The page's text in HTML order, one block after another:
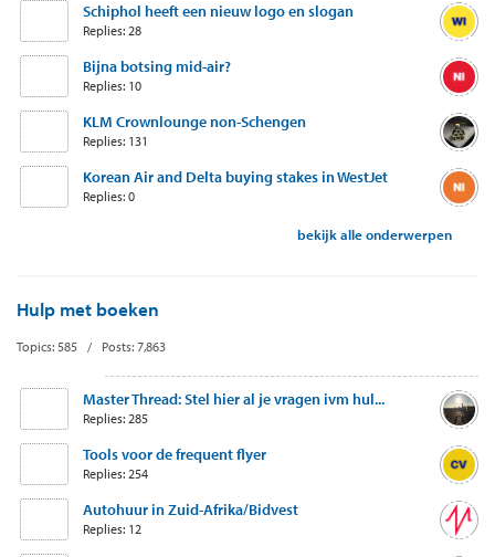
Schiphol heeft een nieuw logo en slogan
Replies: 28
Bijna botsing mid-air?
Replies: 10
KLM Crownlounge non-Schengen
Replies: 131
Korean Air and Delta buying stakes in WestJet
Replies: 0
bekijk alle onderwerpen
Hulp met boeken
Topics: 585 / Posts: 7,863
Master Thread: Stel hier al je vragen ivm hul...
Replies: 285
Tools voor de frequent flyer
Replies: 254
Autohuur in Zuid-Afrika/Bidvest
Replies: 12